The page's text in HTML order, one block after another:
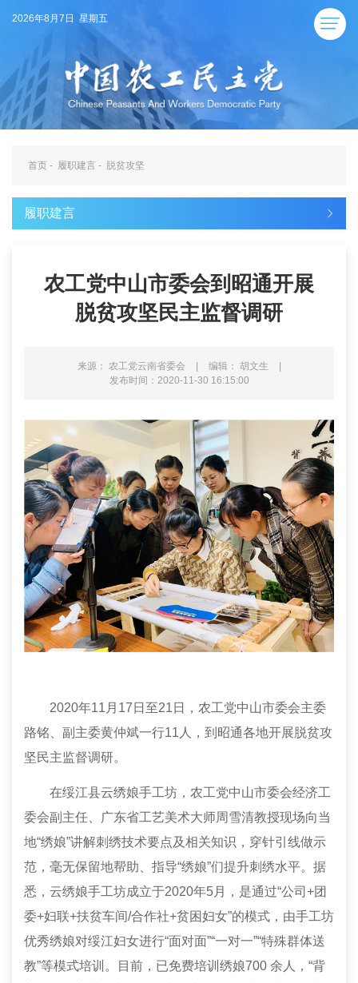
2026年8月7日 星期五
首页 - 履职建言 - 脱贫攻坚
履职建言
农工党中山市委会到昭通开展
脱贫攻坚民主监督调研
来源： 农工党云南省委会 | 编辑： 胡文生
|
发布时间：2020-11-30 16:15:00
2020年11月17日至21日，农工党中山市委会主委
路铭、副主委黄仲斌一行11人， 到 昭通各地开展脱贫攻
坚民主监督调研。
在绥江县云绣娘手工坊，农工党中山市委会经济工
委会副主任、广东省工艺美术大师周雪清教授现场向当
地“绣娘”讲解刺绣技术要点及相关知识，穿针引线做示
范，毫无保留地帮助、指导“绣娘”们提升刺绣水平。 据
悉， 云绣娘手工坊成立于2020年5月， 是通过“公司+团
委+妇联+扶贫车间/合作社+贫困妇女”的模式，由手工坊
优秀绣娘对绥江妇女进行“面对面”“一对一”“特殊群体送
教”等模式培训 。
目前，已免费培训绣娘700 余人，“背